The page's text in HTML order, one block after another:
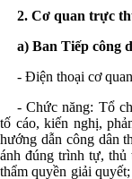
2. Cơ quan trực
a)Ban Tiếp công
- Điện thoại cơ
- Chức năng: Tổ
tố cáo, kiến nghị,
hướng dẫn công dân
ánh đúng trình tự, thủ
thẩm quyền giải